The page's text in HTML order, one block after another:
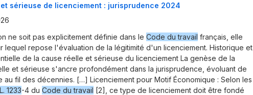
sérieuse de licenciement : jurisprudence 2024
ne soit pas explicitement définie dans le Code du travail français, elle
lequel repose l'évaluation de la légitimité d'un licenciement. Historique et
de la cause réelle et sérieuse du licenciement La genèse de la
et sérieuse s'ancre profondément dans la jurisprudence, évoluant de
au fil des décennies. […] Licenciement pour Motif Économique : Selon les
L. 1233-4 du Code du travail [2], ce type de licenciement doit être fondé